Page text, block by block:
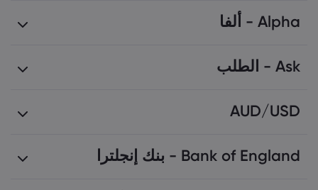
أسهم
التداول الآلي
Alpha - ألفا
Ask - الطلب
AUD/USD
Bank of England - بنك إنجلترا